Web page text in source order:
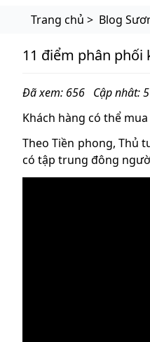
Trang chủ > Blog
11 điểm phân phối
Đã xem: 656 Cập nhât:
Khách hàng có thể
Theo Tiền phong, Thủ
có tập trung đông